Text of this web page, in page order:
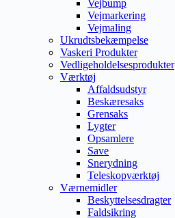
Vejbump
Vejmarkering
Vejmaling
Ukrudtsbekæmpelse
Vaskeri Produkter
Vedligeholdelsesprodukter
Værktøj
Affaldsudstyr
Beskæresaks
Grensaks
Lygter
Opsamlere
Save
Snerydning
Teleskopværktøj
Værnemidler
Beskyttelsesdragter
Faldsikring